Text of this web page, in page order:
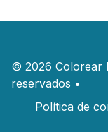
© 2026 Colorear
reservados •
Política de